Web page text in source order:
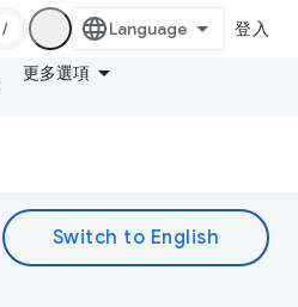
/ 登入
更多選項